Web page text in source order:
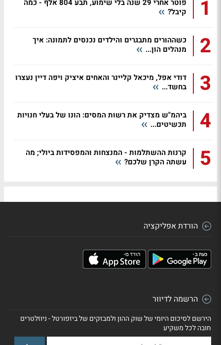
1
פוטר אחרי 29 שנה בלי שימוע, תבע 804 אלף - כמה
קיבל?
2
כשההורים מתבגרים והילדים נכנסים לתמונה: איך
מנהלים הון...
3
דודי אפל, מיכאל קליינר והאחים איציק ויפה דיין נעצרו
בחשד...
4
ביהמ"ש מצדיק את רשות המסים: הונו של בעלי חנויות
תכשיטים...
5
קרנות ההשתלמות - המנצחות והמפסידות ביולי; מה
עשתה הקרן שלכם?
הורדת אפליקציה
הרשמה לדיוור
הירשם לסיכום היומי של שוק ההון ולמבזקים של ביזפורטל - ניוזלטרים
חובה לכל משקיע